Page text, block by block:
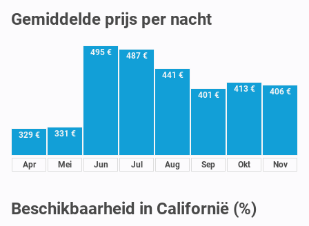
Gemiddelde prijs per nacht
329 €
Apr
331 €
Mei
495 €
Jun
487 €
Jul
441 €
Aug
401 €
Sep
413 €
Okt
406 €
Nov
Beschikbaarheid in Californië (%)